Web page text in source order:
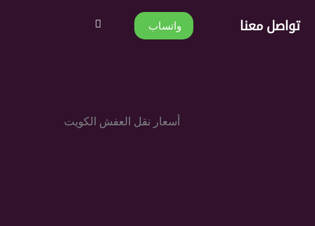
تواصل معنا واتساب